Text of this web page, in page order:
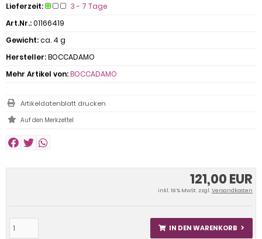
121,00 EUR
inkl. 19 % MwSt. zzgl.Versandkosten
IN DEN WARENKORB
Lieferzeit:
3 - 7 Tage
Art.Nr.:01166419
Gewicht:ca. 4 g
Hersteller:BOCCADAMO
Mehr Artikel von:BOCCADAMO
Artikeldatenblatt drucken